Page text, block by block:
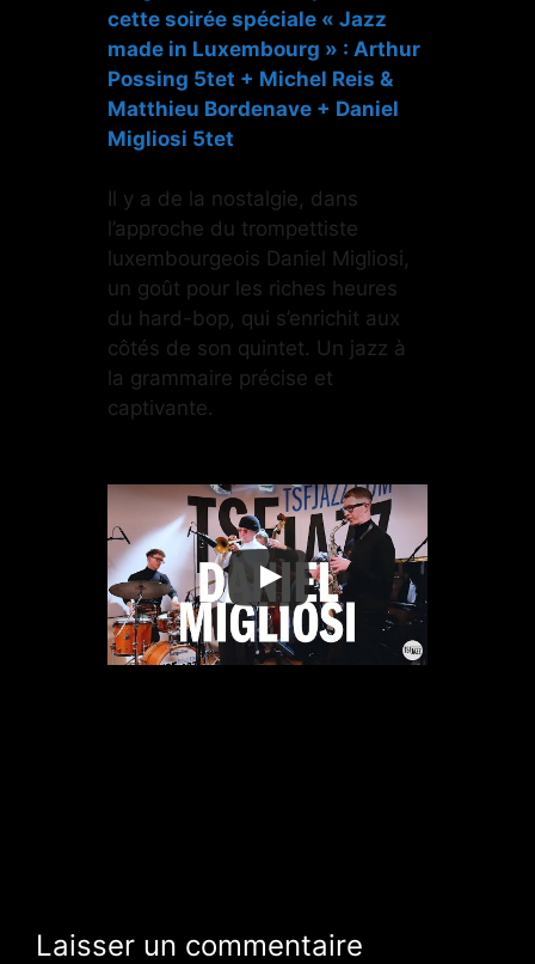
cette soirée spéciale « Jazz
made in Luxembourg » : Arthur
Possing 5tet + Michel Reis &
Matthieu Bordenave + Daniel
Migliosi 5tet
Il y a de la nostalgie, dans
l’approche du trompettiste
luxembourgeois Daniel Migliosi,
un goût pour les riches heures
du hard-bop, qui s’enrichit aux
côtés de son quintet. Un jazz à
la grammaire précise et
captivante.
Laisser un commentaire